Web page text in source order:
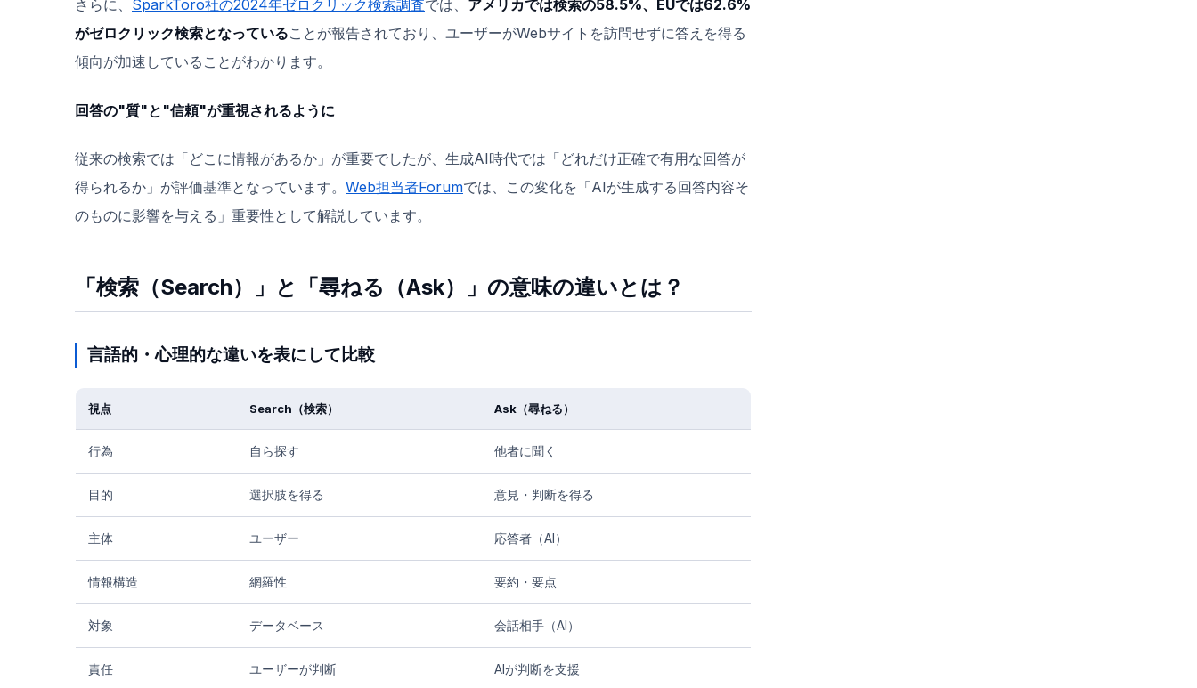
さらに、 SparkToro社の2024年ゼロクリック検索調査では、 アメリカでは検索の58.5%、EUでは62.6%
がゼロクリック検索となっていることが報告されており、ユーザーがWebサイトを訪問せずに答えを得る
傾向が加速していることがわかります。
回答の"質"と"信頼"が重視されるように
従来の検索では「どこに情報があるか」が重要でしたが、生成AI時代では「どれだけ正確で有用な回答が
得られるか」が評価基準となっています。 Web担当者Forumでは、この変化を「AIが生成する回答内容そ
のものに影響を与える」重要性として解説しています。
「検索（Search）」と「尋ねる（Ask）」の意味の違いとは？
言語的・心理的な違いを表にして比較
視点 Search（検索） Ask（尋ねる）
行為 自ら探す 他者に聞く
目的 選択肢を得る 意見・判断を得る
主体 ユーザー 応答者（AI）
情報構造 網羅性 要約・要点
対象 データベース 会話相手（AI）
責任 ユーザーが判断 AIが判断を支援